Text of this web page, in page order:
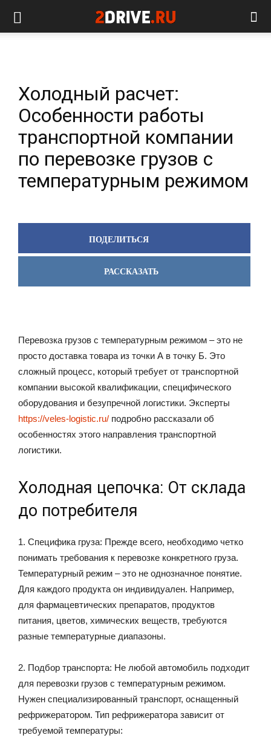
Холодный расчет:
Особенности работы
транспортной компании
по перевозке грузов с
температурным режимом
ПОДЕЛИТЬСЯ
РАССКАЗАТЬ
Перевозка грузов с температурным режимом – это не
просто доставка товара из точки А в точку Б. Это
сложный процесс, который требует от транспортной
компании высокой квалификации, специфического
оборудования и безупречной логистики. Эксперты
https://veles-logistic.ru/ подробно рассказали об
особенностях этого направления транспортной
логистики.
Холодная цепочка: От склада
до потребителя
1. Специфика груза: Прежде всего, необходимо четко
понимать требования к перевозке конкретного груза.
Температурный режим – это не однозначное понятие.
Для каждого продукта он индивидуален. Например,
для фармацевтических препаратов, продуктов
питания, цветов, химических веществ, требуются
разные температурные диапазоны.
2. Подбор транспорта: Не любой автомобиль подходит
для перевозки грузов с температурным режимом.
Нужен специализированный транспорт, оснащенный
рефрижератором. Тип рефрижератора зависит от
требуемой температуры: